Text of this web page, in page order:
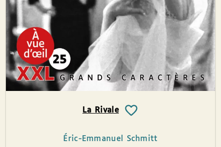
La Rivale
Éric-Emmanuel Schmitt